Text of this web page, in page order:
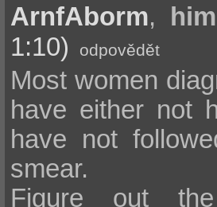
ArnfAborm,
1:10)
odpovědět
Most women
have either not
have not
smear.
Figure out